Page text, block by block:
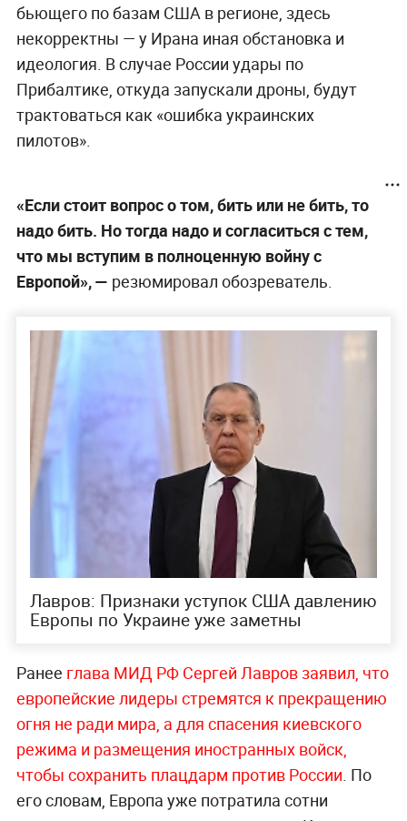
бьющего по базам США в регионе, здесь
некорректны — у Ирана иная обстановка и
идеология. В случае России удары по
Прибалтике, откуда запускали дроны, будут
трактоваться как «ошибка украинских
пилотов».
«Если стоит вопрос о том, бить или не бить, то
надо бить. Но тогда надо и согласиться с тем,
что мы вступим в полноценную войну с
Европой», — резюмировал обозреватель.
Лавров: Признаки уступок США давлению
Европы по Украине уже заметны
Ранее глава МИД РФ Сергей Лавров заявил, что
европейские лидеры стремятся к прекращению
огня не ради мира, а для спасения киевского
режима и размещения иностранных войск,
чтобы сохранить плацдарм против России . По
его словам, Европа уже потратила сотни